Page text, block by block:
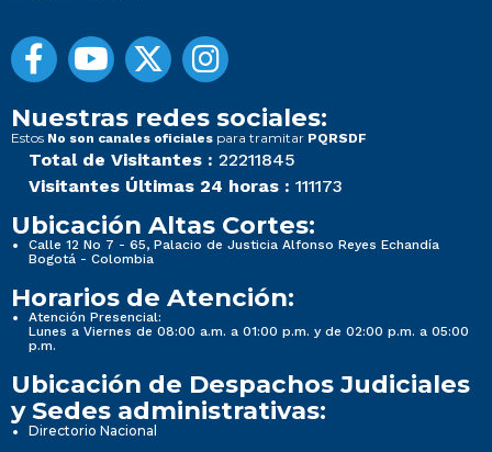
Nuestras redes sociales:
Estos No son canales oficiales para tramitar PQRSDF
Total de Visitantes : 22211845
Visitantes Últimas 24 horas : 111173
Ubicación Altas Cortes:
Calle 12 No 7 - 65, Palacio de Justicia Alfonso Reyes Echandía
Bogotá - Colombia
Horarios de Atención:
Atención Presencial:
Lunes a Viernes de 08:00 a.m. a 01:00 p.m. y de 02:00 p.m. a 05:00
p.m.
Ubicación de Despachos Judiciales
y Sedes administrativas:
Directorio Nacional